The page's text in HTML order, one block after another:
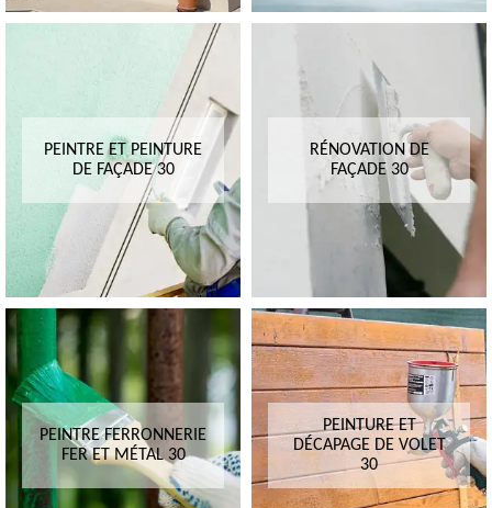
PEINTRE ET PEINTURE
DE FAÇADE 30
RÉNOVATION DE
FAÇADE 30
PEINTRE FERRONNERIE
FER ET MÉTAL 30
PEINTURE ET
DÉCAPAGE DE VOLET
30